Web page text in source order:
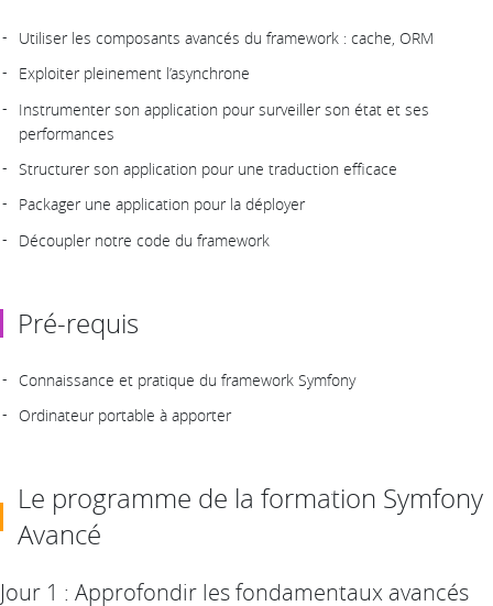
Utiliser les composants avancés du framework : cache, ORM
Exploiter pleinement l’asynchrone
Instrumenter son application pour surveiller son état et ses
performances
Structurer son application pour une traduction efficace
Packager une application pour la déployer
Découpler notre code du framework
Pré-requis
Connaissance et pratique du framework Symfony
Ordinateur portable à apporter
Le programme de la formation Symfony
Avancé
Jour 1 : Approfondir les fondamentaux avancés